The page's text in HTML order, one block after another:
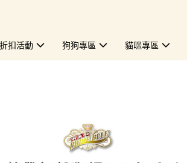
扣活動 狗狗專區 貓咪專區